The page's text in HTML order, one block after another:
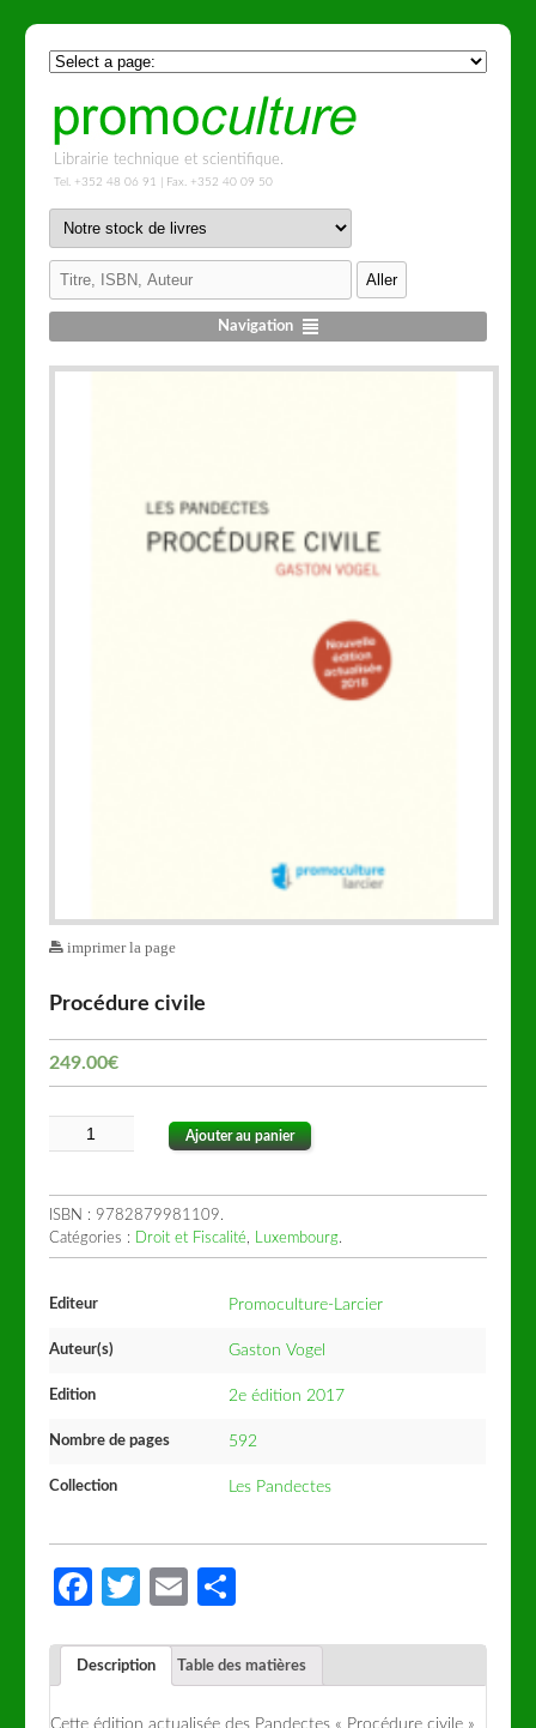
Librairie technique et scientifique.
Tel. +352 48 06 91 | Fax. +352 40 09 50
Navigation
imprimer la page
Procédure civile
249.00€
Ajouter au panier
ISBN : 9782879981109.
Catégories : Droit et Fiscalité, Luxembourg.
Editeur Promoculture-Larcier
Auteur(s) Gaston Vogel
Edition 2e édition 2017
Nombre de pages 592
Collection Les Pandectes
Facebook
Twitter
Email
Description Table des matières